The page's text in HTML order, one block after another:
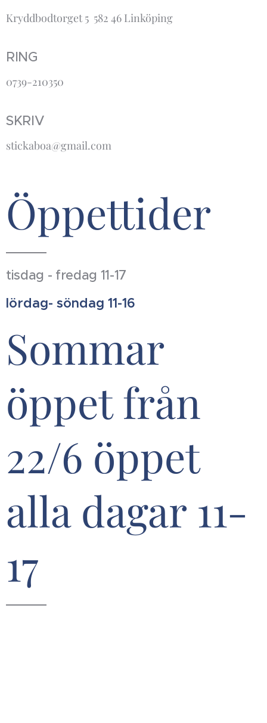
Kryddbodtorget 5 582 46 Linköping
RING
0739-210350
SKRIV
stickaboa@gmail.com
Öppettider
tisdag - fredag 11-17
lördag- söndag 11-16
Sommar
öppet från
22/6 öppet
alla dagar 11-
17